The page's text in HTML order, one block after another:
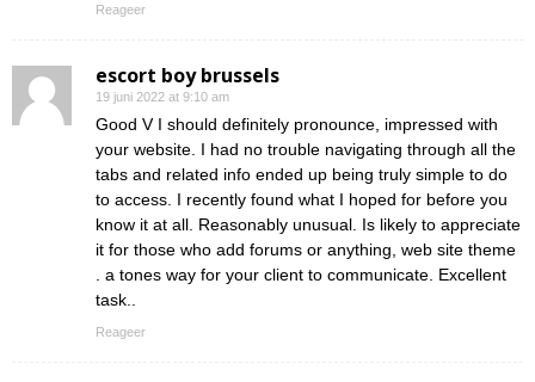
Reageer
escort boy brussels
19 juni 2022 at 9:10 am
Good V I should definitely pronounce, impressed with
your website. I had no trouble navigating through all the
tabs and related info ended up being truly simple to do
to access. I recently found what I hoped for before you
know it at all. Reasonably unusual. Is likely to appreciate
it for those who add forums or anything, web site theme
. a tones way for your client to communicate. Excellent
task..
Reageer